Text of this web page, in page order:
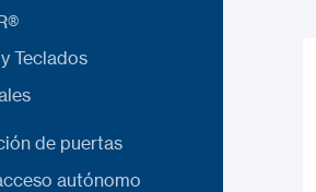
Teclados
de puertas
autónomo